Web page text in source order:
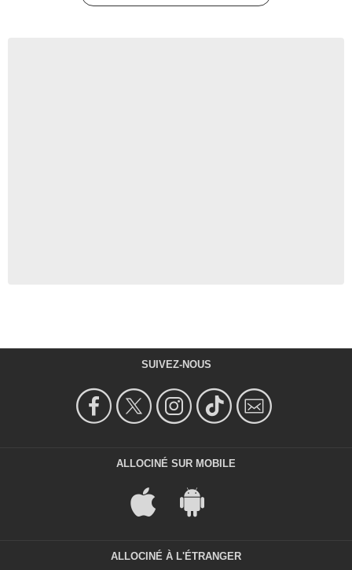
SUIVEZ-NOUS
ALLOCINÉ SUR MOBILE
ALLOCINÉ À L'ÉTRANGER